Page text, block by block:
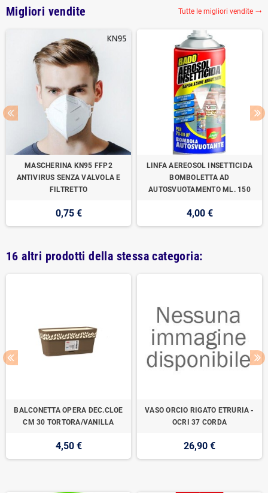
Migliori vendite Tutte le migliori vendite 
MASCHERINA KN95 FFP2
ANTIVIRUS SENZA VALVOLA E
FILTRETTO
0,75 €
LINFA AEREOSOL INSETTICIDA
BOMBOLETTA AD
AUTOSVUOTAMENTO ML. 150
4,00 €
16 altri prodotti della stessa categoria:
BALCONETTA OPERA DEC.CLOE
CM 30 TORTORA/VANILLA
4,50 €
VASO ORCIO RIGATO ETRURIA -
OCRI 37 CORDA
26,90 €